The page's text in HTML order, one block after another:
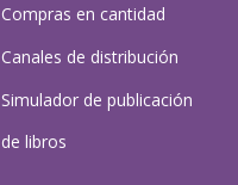
Compras en cantidad
Canales de distribución
Simulador de publicación
de libros